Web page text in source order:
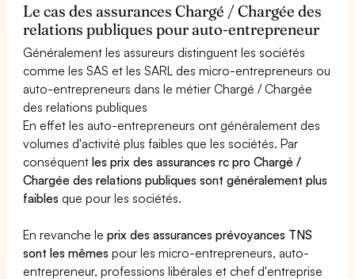
Le cas des assurances Chargé / Chargée des
relations publiques pour auto-entrepreneur
Généralement les assureurs distinguent les sociétés
comme les SAS et les SARL des micro-entrepreneurs ou
auto-entrepreneurs dans le métier Chargé / Chargée
des relations publiques
En effet les auto-entrepreneurs ont généralement des
volumes d'activité plus faibles que les sociétés. Par
conséquentles prix des assurances rc pro Chargé /
Chargée des relations publiques sont généralement plus
faibles que pour les sociétés.
En revanche leprix des assurances prévoyances TNS
sont les mêmes pour les micro-entrepreneurs, auto-
entrepreneur, professions libérales et chef d'entreprise